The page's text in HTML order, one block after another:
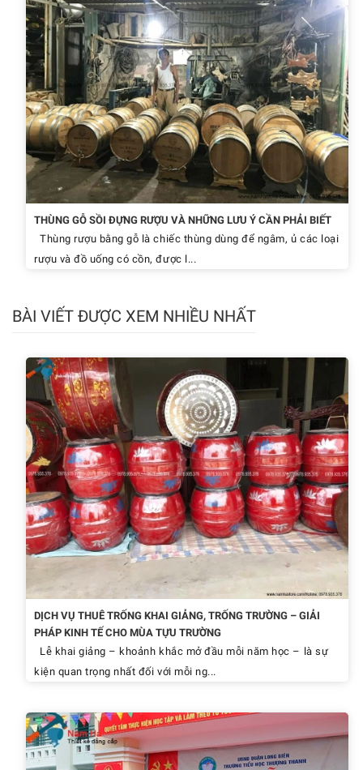
THÙNG GỖ SỒI ĐỰNG RƯỢU VÀ NHỮNG LƯU Ý CẦN PHẢI BIẾT
Thùng rượu bằng gỗ là chiếc thùng dùng để ngâm, ủ các loại
rượu và đồ uống có cồn, được l...
BÀI VIẾT ĐƯỢC XEM NHIỀU NHẤT
DỊCH VỤ THUÊ TRỐNG KHAI GIẢNG, TRỐNG TRƯỜNG – GIẢI
PHÁP KINH TẾ CHO MÙA TỰU TRƯỜNG
Lễ khai giảng – khoảnh khắc mở đầu mỗi năm học – là sự
kiện quan trọng nhất đối với mỗi ng...